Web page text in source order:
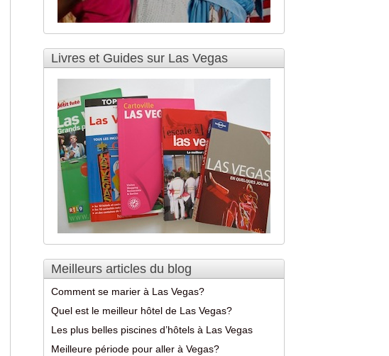
Livres et Guides sur Las Vegas
Meilleurs articles du blog
Comment se marier à Las Vegas?
Quel est le meilleur hôtel de Las Vegas?
Les plus belles piscines d’hôtels à Las Vegas
Meilleure période pour aller à Vegas?